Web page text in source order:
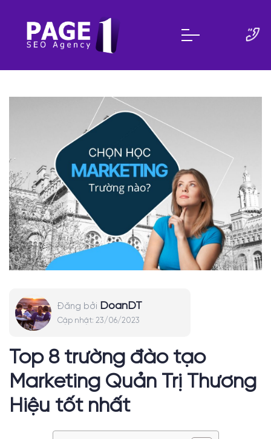
Đăng bởi DoanDT
Cập nhật: 23/06/2023
Top 8 trường đào tạo
Marketing Quản Trị Thương
Hiệu tốt nhất